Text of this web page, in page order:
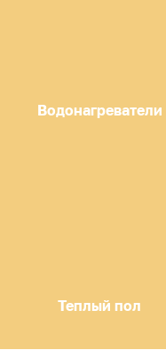
Водонагреватели
Теплый пол